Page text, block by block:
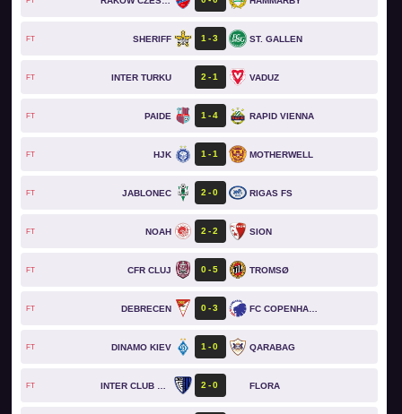
FT SHERIFF 1 3 ST. GALLEN
FT INTER TURKU 2 1 VADUZ
FT PAIDE 1 4 RAPID VIENNA
FT HJK 1 1 MOTHERWELL
FT JABLONEC 2 0 RIGAS FS
FT NOAH 2 2 SION
FT CFR CLUJ 0 5 TROMSØ
FT DEBRECEN 0 3 FC COPENHAGEN
FT DINAMO KIEV 1 0 QARABAG
FT 2 0 FLORA